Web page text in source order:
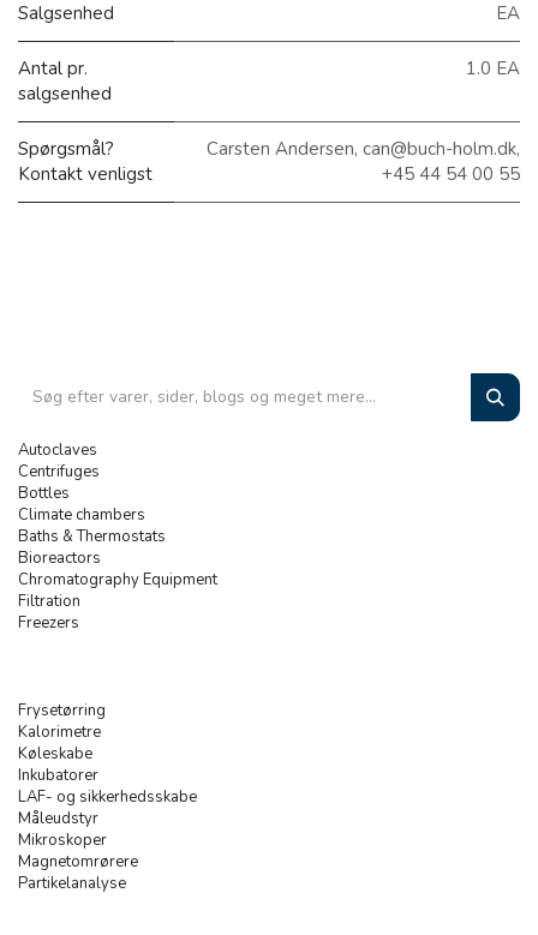
Salgsenhed EA
Antal pr.
salgsenhed
1.0 EA
Spørgsmål?
Kontakt venligst
Carsten Andersen, can@buch-holm.dk,
+45 44 54 00 55
Autoclaves
Centrifuges
Bottles
Climate chambers
Baths & Thermostats
Bioreactors
Chromatography Equipment
Filtration
Freezers
Frysetørring
Kalorimetre
Køleskabe
Inkubatorer
LAF- og sikkerhedsskabe
Måleudstyr
Mikroskoper
Magnetomrørere
Partikelanalyse